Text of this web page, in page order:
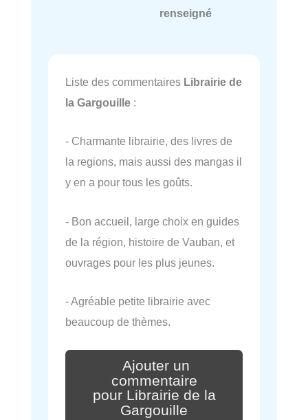
renseigné
Liste des commentaires Librairie de
la Gargouille :
- Charmante librairie, des livres de
la regions, mais aussi des mangas il
y en a pour tous les goûts.
- Bon accueil, large choix en guides
de la région, histoire de Vauban, et
ouvrages pour les plus jeunes.
- Agréable petite librairie avec
beaucoup de thèmes.
Ajouter un
commentaire
pour Librairie de la
Gargouille